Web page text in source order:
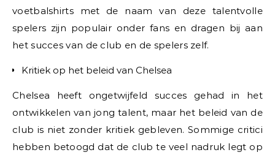
voetbalshirts met de naam van deze talentvolle
spelers zijn populair onder fans en dragen bij aan
het succes van de club en de spelers zelf.
Kritiek op het beleid van Chelsea
Chelsea heeft ongetwijfeld succes gehad in het
ontwikkelen van jong talent, maar het beleid van de
club is niet zonder kritiek gebleven. Sommige critici
hebben betoogd dat de club te veel nadruk legt op